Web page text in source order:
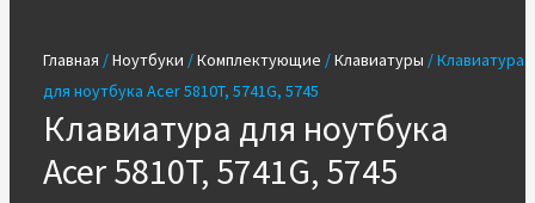
Главная /Ноутбуки /Комплектующие /Клавиатуры / Клавиатура
для ноутбука Acer 5810T, 5741G, 5745
Клавиатура для ноутбука
Acer 5810T, 5741G, 5745